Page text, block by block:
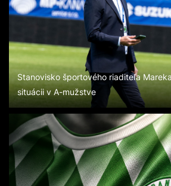
Stanovisko športového riaditeľa
situácii v A-mužstve